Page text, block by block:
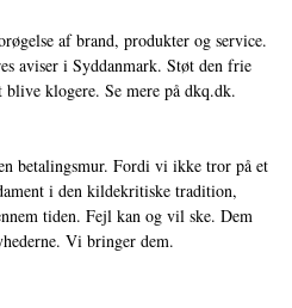
af brand, produkter og service.
aviser i Syddanmark. Støt den frie
klogere. Se mere på dkq.dk.
betalingsmur. Fordi vi ikke tror på et
i den kildekritiske tradition,
tiden. Fejl kan og vil ske. Dem
Vi bringer dem.